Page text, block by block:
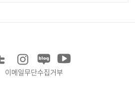
이메일무단수집거부